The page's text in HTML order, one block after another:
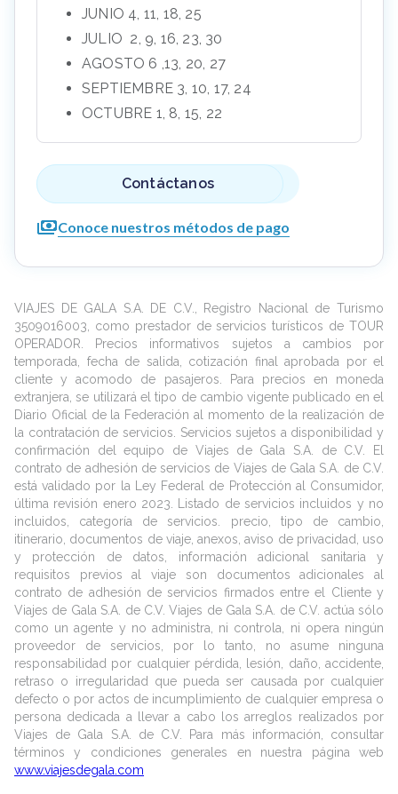
JUNIO 4, 11, 18, 25
JULIO 2, 9, 16, 23, 30
AGOSTO 6 ,13, 20, 27
SEPTIEMBRE 3, 10, 17, 24
OCTUBRE 1, 8, 15, 22
Contáctanos
Conoce nuestros métodos de pago
VIAJES DE GALA S.A. DE C.V., Registro Nacional de Turismo
3509016003, como prestador de servicios turísticos de TOUR
OPERADOR. Precios informativos sujetos a cambios por
temporada, fecha de salida, cotización final aprobada por el
cliente y acomodo de pasajeros. Para precios en moneda
extranjera, se utilizará el tipo de cambio vigente publicado en el
Diario Oficial de la Federación al momento de la realización de
la contratación de servicios. Servicios sujetos a disponibilidad y
confirmación del equipo de Viajes de Gala S.A. de C.V. El
contrato de adhesión de servicios de Viajes de Gala S.A. de C.V.
está validado por la Ley Federal de Protección al Consumidor,
última revisión enero 2023. Listado de servicios incluidos y no
incluidos, categoría de servicios. precio, tipo de cambio,
itinerario, documentos de viaje, anexos, aviso de privacidad, uso
y protección de datos, información adicional sanitaria y
requisitos previos al viaje son documentos adicionales al
contrato de adhesión de servicios firmados entre el Cliente y
Viajes de Gala S.A. de C.V. Viajes de Gala S.A. de C.V. actúa sólo
como un agente y no administra, ni controla, ni opera ningún
proveedor de servicios, por lo tanto, no asume ninguna
responsabilidad por cualquier pérdida, lesión, daño, accidente,
retraso o irregularidad que pueda ser causada por cualquier
defecto o por actos de incumplimiento de cualquier empresa o
persona dedicada a llevar a cabo los arreglos realizados por
Viajes de Gala S.A. de C.V. Para más información, consultar
términos y condiciones generales en nuestra página web
www.viajesdegala.com